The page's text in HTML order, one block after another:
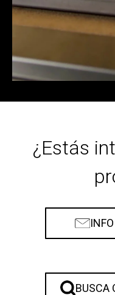
¿Estás
BUSCA